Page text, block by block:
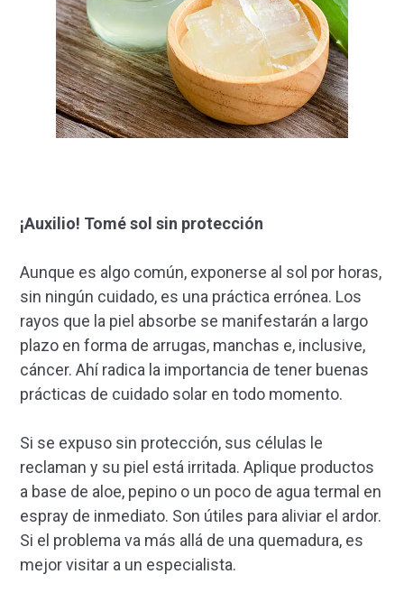
¡Auxilio! Tomé sol sin protección
Aunque es algo común, exponerse al sol por horas,
sin ningún cuidado, es una práctica errónea. Los
rayos que la piel absorbe se manifestarán a largo
plazo en forma de arrugas, manchas e, inclusive,
cáncer. Ahí radica la importancia de tener buenas
prácticas de cuidado solar en todo momento.
Si se expuso sin protección, sus células le
reclaman y su piel está irritada. Aplique productos
a base de aloe, pepino o un poco de agua termal en
espray de inmediato. Son útiles para aliviar el ardor.
Si el problema va más allá de una quemadura, es
mejor visitar a un especialista.